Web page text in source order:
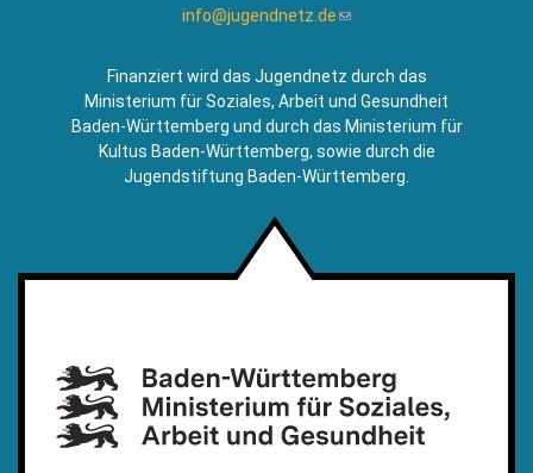
info@jugendnetz.de(Link
Mail)
Finanziert wird das Jugendnetz durch das
Ministerium für Soziales, Arbeit und Gesundheit
Baden-Württemberg und durch das Ministerium für
Kultus Baden-Württemberg, sowie durch die
Jugendstiftung Baden-Württemberg.